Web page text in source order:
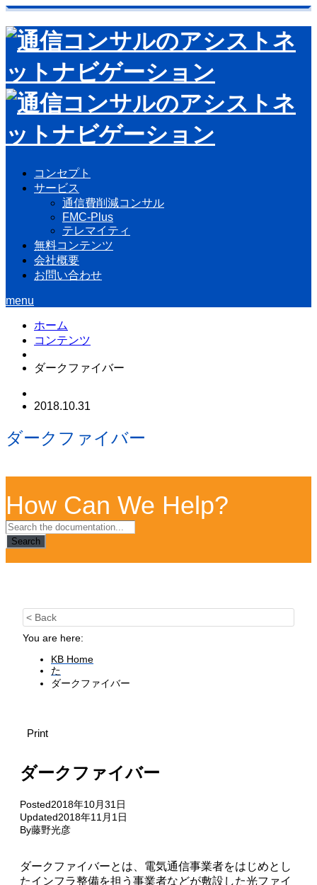
コンセプト
サービス
通信費削減コンサル
FMC-Plus
テレマイティ
無料コンテンツ
会社概要
お問い合わせ
menu
ホーム
コンテンツ
ダークファイバー
2018.10.31
ダークファイバー
How Can We Help?
Search
< Back
You are here:
KB Home
た
ダークファイバー
Print
ダークファイバー
Posted2018年10月31日
Updated2018年11月1日
By藤野光彦
ダークファイバーとは、電気通信事業者をはじめとし
たインフラ整備を担う事業者などが敷設した光ファイ